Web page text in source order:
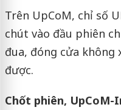
Trên UpCoM, chỉ số
chút vào đầu phiên
đua, đóng cửa không
được.
Chốt phiên, UpCoM-